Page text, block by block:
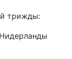
трижды: